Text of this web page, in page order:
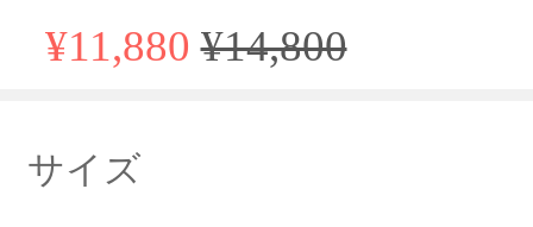
¥11,880¥14,800
サイズ